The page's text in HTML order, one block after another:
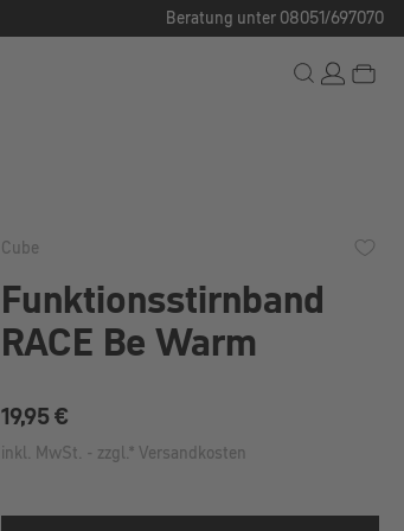
Beratung unter 08051/697070
Cube
Funktionsstirnband
RACE Be Warm
Regulärer Preis:
19,95 €
inkl. MwSt. - zzgl.* Versandkosten